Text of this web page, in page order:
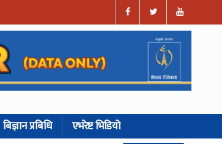
बिज्ञान प्रबिधि एभरेष्ट भिडियो